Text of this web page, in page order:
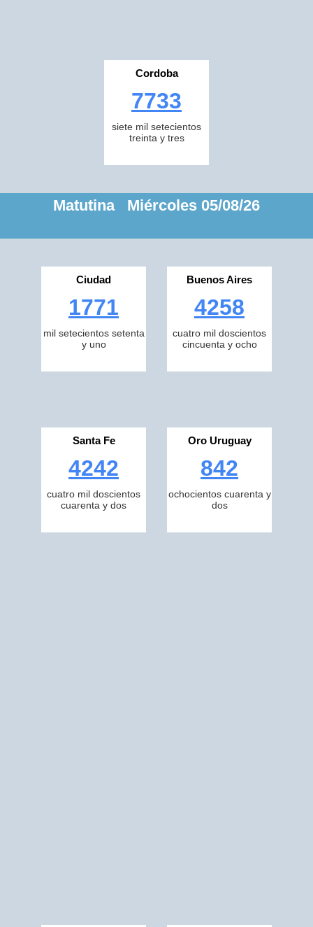
Cordoba
7733
siete mil setecientos
treinta y tres
Matutina Miércoles 05/08/26
Ciudad
1771
mil setecientos setenta
y uno
Buenos Aires
4258
cuatro mil doscientos
cincuenta y ocho
Santa Fe
4242
cuatro mil doscientos
cuarenta y dos
Oro Uruguay
842
ochocientos cuarenta y
dos